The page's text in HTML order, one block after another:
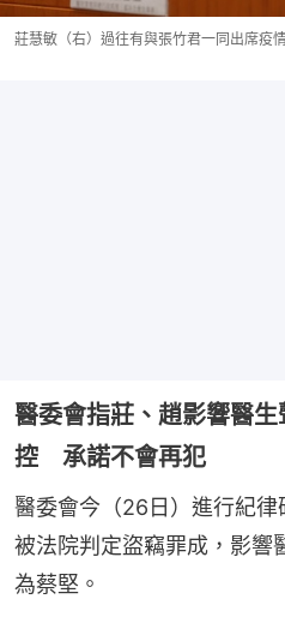
莊慧敏（右）過往有與張竹君一同出席疫
醫委會指莊、趙影響醫
控 承諾不會再犯
醫委會今（26日）進行紀
被法院判定盜竊罪成，影響
為蔡堅。